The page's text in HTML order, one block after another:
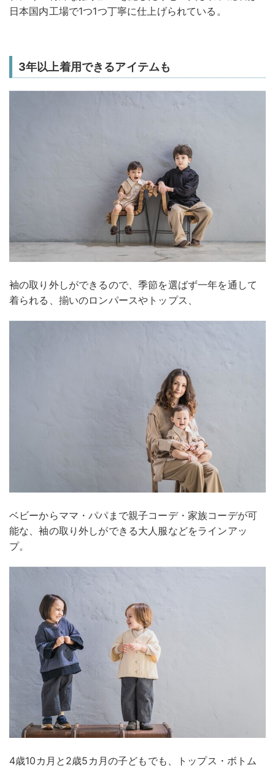
日本国内工場で1つ1つ丁寧に仕上げられている。
3年以上着用できるアイテムも
袖の取り外しができるので、季節を選ばず一年を通して
着られる、揃いのロンパースやトップス、
ベビーからママ・パパまで親子コーデ・家族コーデが可
能な、袖の取り外しができる大人服などをラインアッ
プ。
4歳10カ月と2歳5カ月の子どもでも、トップス・ボトム